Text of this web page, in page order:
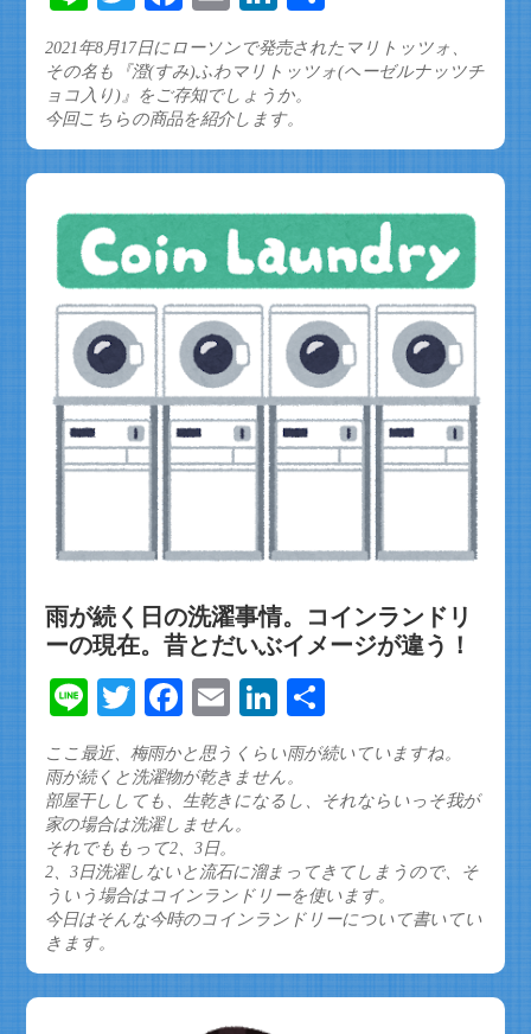
有
2021年8月17日にローソンで発売されたマリトッツォ、
その名も『澄(すみ)ふわマリトッツォ(ヘーゼルナッツチ
ョコ入り)』をご存知でしょうか。
今回こちらの商品を紹介します。
雨が続く日の洗濯事情。コインランドリ
ーの現在。昔とだいぶイメージが違う！
LineTwitterFacebook
EmailLinkedIn
有
ここ最近、梅雨かと思うくらい雨が続いていますね。
雨が続くと洗濯物が乾きません。
部屋干ししても、生乾きになるし、それならいっそ我が
家の場合は洗濯しません。
それでももって2、3日。
2、3日洗濯しないと流石に溜まってきてしまうので、そ
ういう場合はコインランドリーを使います。
今日はそんな今時のコインランドリーについて書いてい
きます。